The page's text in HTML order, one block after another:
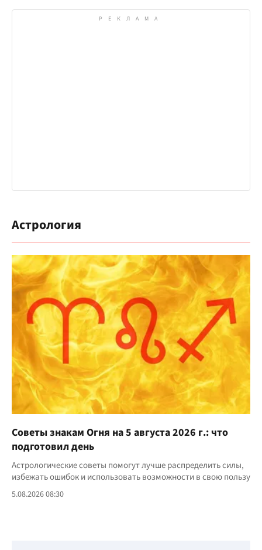
Астрология
Советы знакам Огня на 5 августа 2026 г.: что
подготовил день
Астрологические советы помогут лучше распределить силы,
избежать ошибок и использовать возможности в свою пользу
5.08.2026 08:30